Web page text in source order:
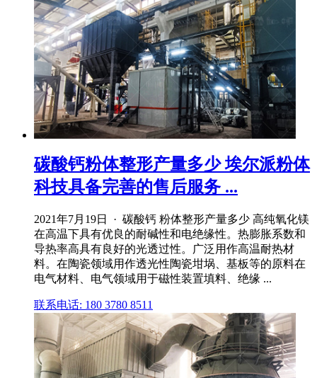
碳酸钙粉体整形产量多少 埃尔派粉体
科技具备完善的售后服务 ...
2021年7月19日 · 碳酸钙 粉体整形产量多少 高纯氧化镁
在高温下具有优良的耐碱性和电绝缘性。热膨胀系数和
导热率高具有良好的光透过性。广泛用作高温耐热材
料。在陶瓷领域用作透光性陶瓷坩埚、基板等的原料在
电气材料、电气领域用于磁性装置填料、绝缘 ...
联系电话: 180 3780 8511